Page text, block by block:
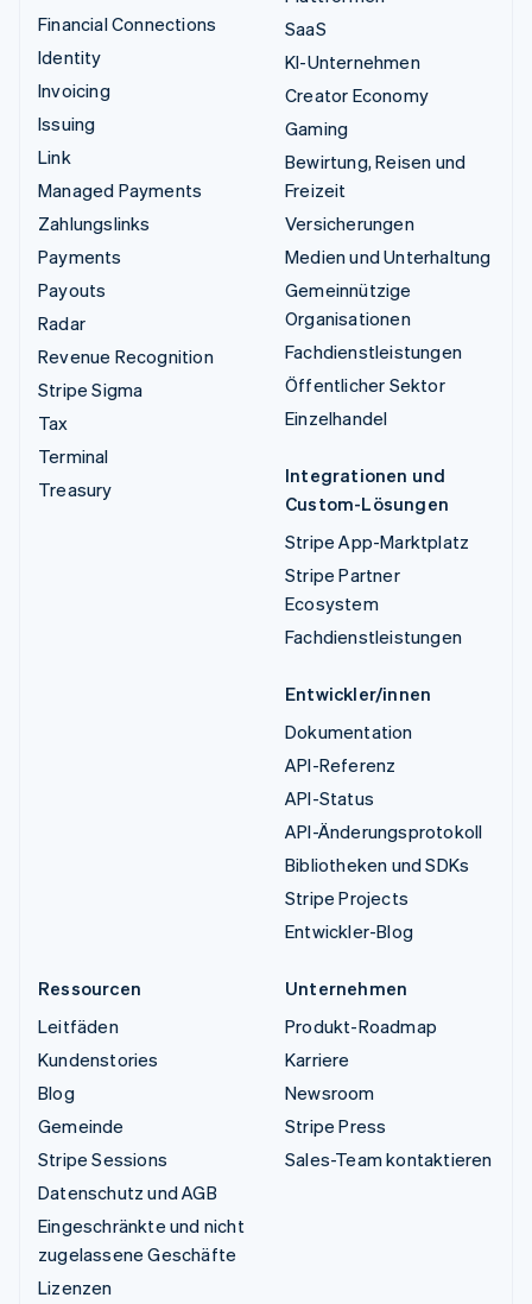
Financial Connections
Identity
Invoicing
Issuing
Link
Managed Payments
Zahlungslinks
Payments
Payouts
Radar
Revenue Recognition
Stripe Sigma
Tax
Terminal
Treasury
SaaS
KI-Unternehmen
Creator Economy
Gaming
Bewirtung, Reisen und
Freizeit
Versicherungen
Medien und Unterhaltung
Gemeinnützige
Organisationen
Fachdienstleistungen
Öffentlicher Sektor
Einzelhandel
Integrationen und
Custom-Lösungen
Stripe App-Marktplatz
Stripe Partner
Ecosystem
Fachdienstleistungen
Entwickler/innen
Dokumentation
API-Referenz
API-Status
API-Änderungsprotokoll
Bibliotheken und SDKs
Stripe Projects
Entwickler-Blog
Ressourcen
Leitfäden
Kundenstories
Blog
Gemeinde
Stripe Sessions
Datenschutz und AGB
Eingeschränkte und nicht
zugelassene Geschäfte
Lizenzen
Unternehmen
Produkt-Roadmap
Karriere
Newsroom
Stripe Press
Sales-Team kontaktieren